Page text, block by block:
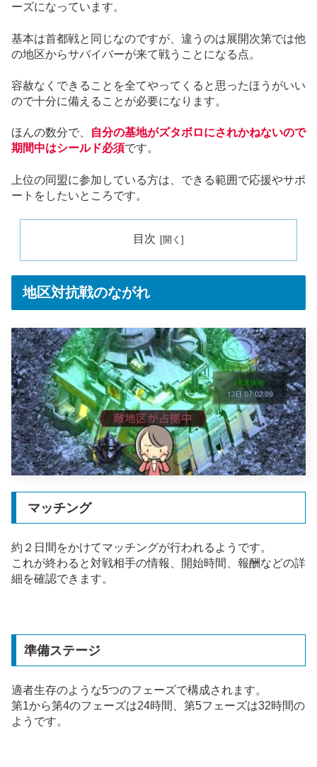
ーズになっています。
基本は首都戦と同じなのですが、違うのは展開次第では他
の地区からサバイバーが来て戦うことになる点。
容赦なくできることを全てやってくると思ったほうがいい
ので十分に備えることが必要になります。
ほんの数分で、
自分の基地がズタボロにされかねないので
期間中はシールド必須です。
上位の同盟に参加している方は、できる範囲で応援やサポ
ートをしたいところです。
目次
地区対抗戦のながれ
マッチング
約２日間をかけてマッチングが行われるようです。
これが終わると対戦相手の情報、開始時間、報酬などの詳
細を確認できます。
準備ステージ
適者生存のような5つのフェーズで構成されます。
第1から第4のフェーズは24時間、第5フェーズは32時間の
ようです。